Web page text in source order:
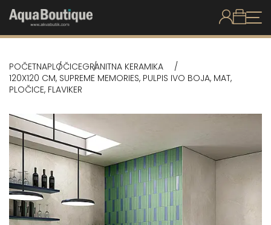
POČETNAPLOČICEGRANITNA KERAMIKA
120X120 CM, SUPREME MEMORIES, PULPIS IVO BOJA, MAT,
PLOČICE, FLAVIKER